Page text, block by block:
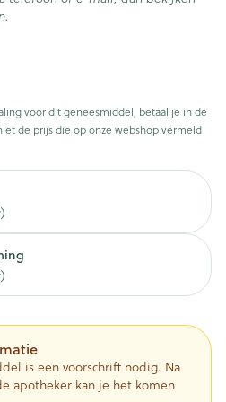
voor dit geneesmiddel, betaal je in de
de prijs die op onze webshop vermeld
is een voorschrift nodig. Na
apotheker kan je het komen